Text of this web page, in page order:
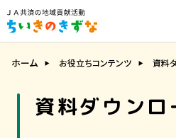
ホーム お役立ちコンテンツ 資料
資料ダウンロ